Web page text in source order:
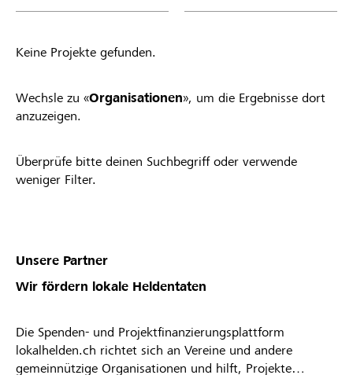
Keine Projekte gefunden.
Wechsle zu «Organisationen», um die Ergebnisse dort
anzuzeigen.
Überprüfe bitte deinen Suchbegriff oder verwende
weniger Filter.
Unsere Partner
Wir fördern lokale Heldentaten
Die Spenden- und Projektfinanzierungsplattform
lokalhelden.ch richtet sich an Vereine und andere
gemeinnützige Organisationen und hilft, Projekte